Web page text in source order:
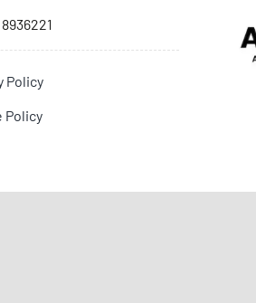
Policy
Policy